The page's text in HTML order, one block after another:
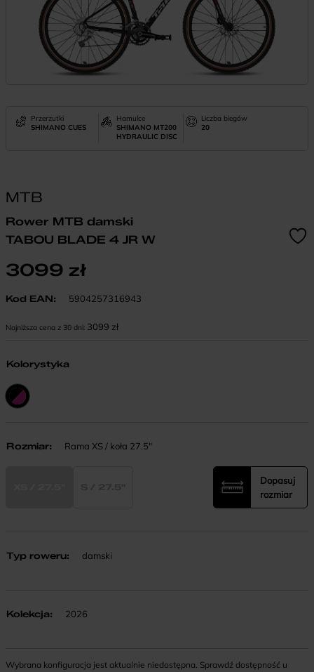
Przerzutki
SHIMANO CUES
Hamulce
SHIMANO MT200
HYDRAULIC DISC
Liczba biegów
20
MTB
Rower MTB damski
TABOU BLADE 4 JR W
3099 zł
Kod EAN: 5904257316943
Najniższa cena z 30 dni: 3099 zł
Kolorystyka
Rozmiar: Rama XS / koła 27.5"
Dopasuj
rozmiar
Typ roweru: damski
Kolekcja: 2026
Wybrana konfiguracja jest aktualnie niedostępna. Sprawdź dostępność u